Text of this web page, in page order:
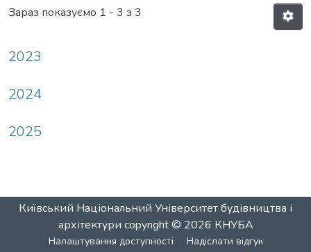
Зараз показуємо 1 - 3 з 3
2023
2024
2025
Київський Національний Університет будівництва і
архітектури copyright © 2026 КНУБА
Налаштування доступності Надіслати відгук